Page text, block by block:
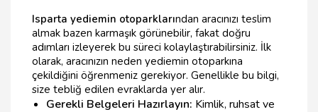
Isparta yediemin otoparklarından aracınızı teslim
almak bazen karmaşık görünebilir, fakat doğru
adımları izleyerek bu süreci kolaylaştırabilirsiniz. İlk
olarak, aracınızın neden yediemin otoparkına
çekildiğini öğrenmeniz gerekiyor. Genellikle bu bilgi,
size tebliğ edilen evraklarda yer alır.
Gerekli Belgeleri Hazırlayın: Kimlik, ruhsat ve